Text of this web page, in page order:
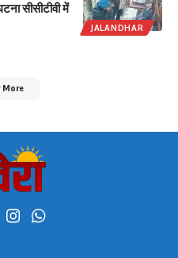
JALANDHAR
सीसीटीवी में
More